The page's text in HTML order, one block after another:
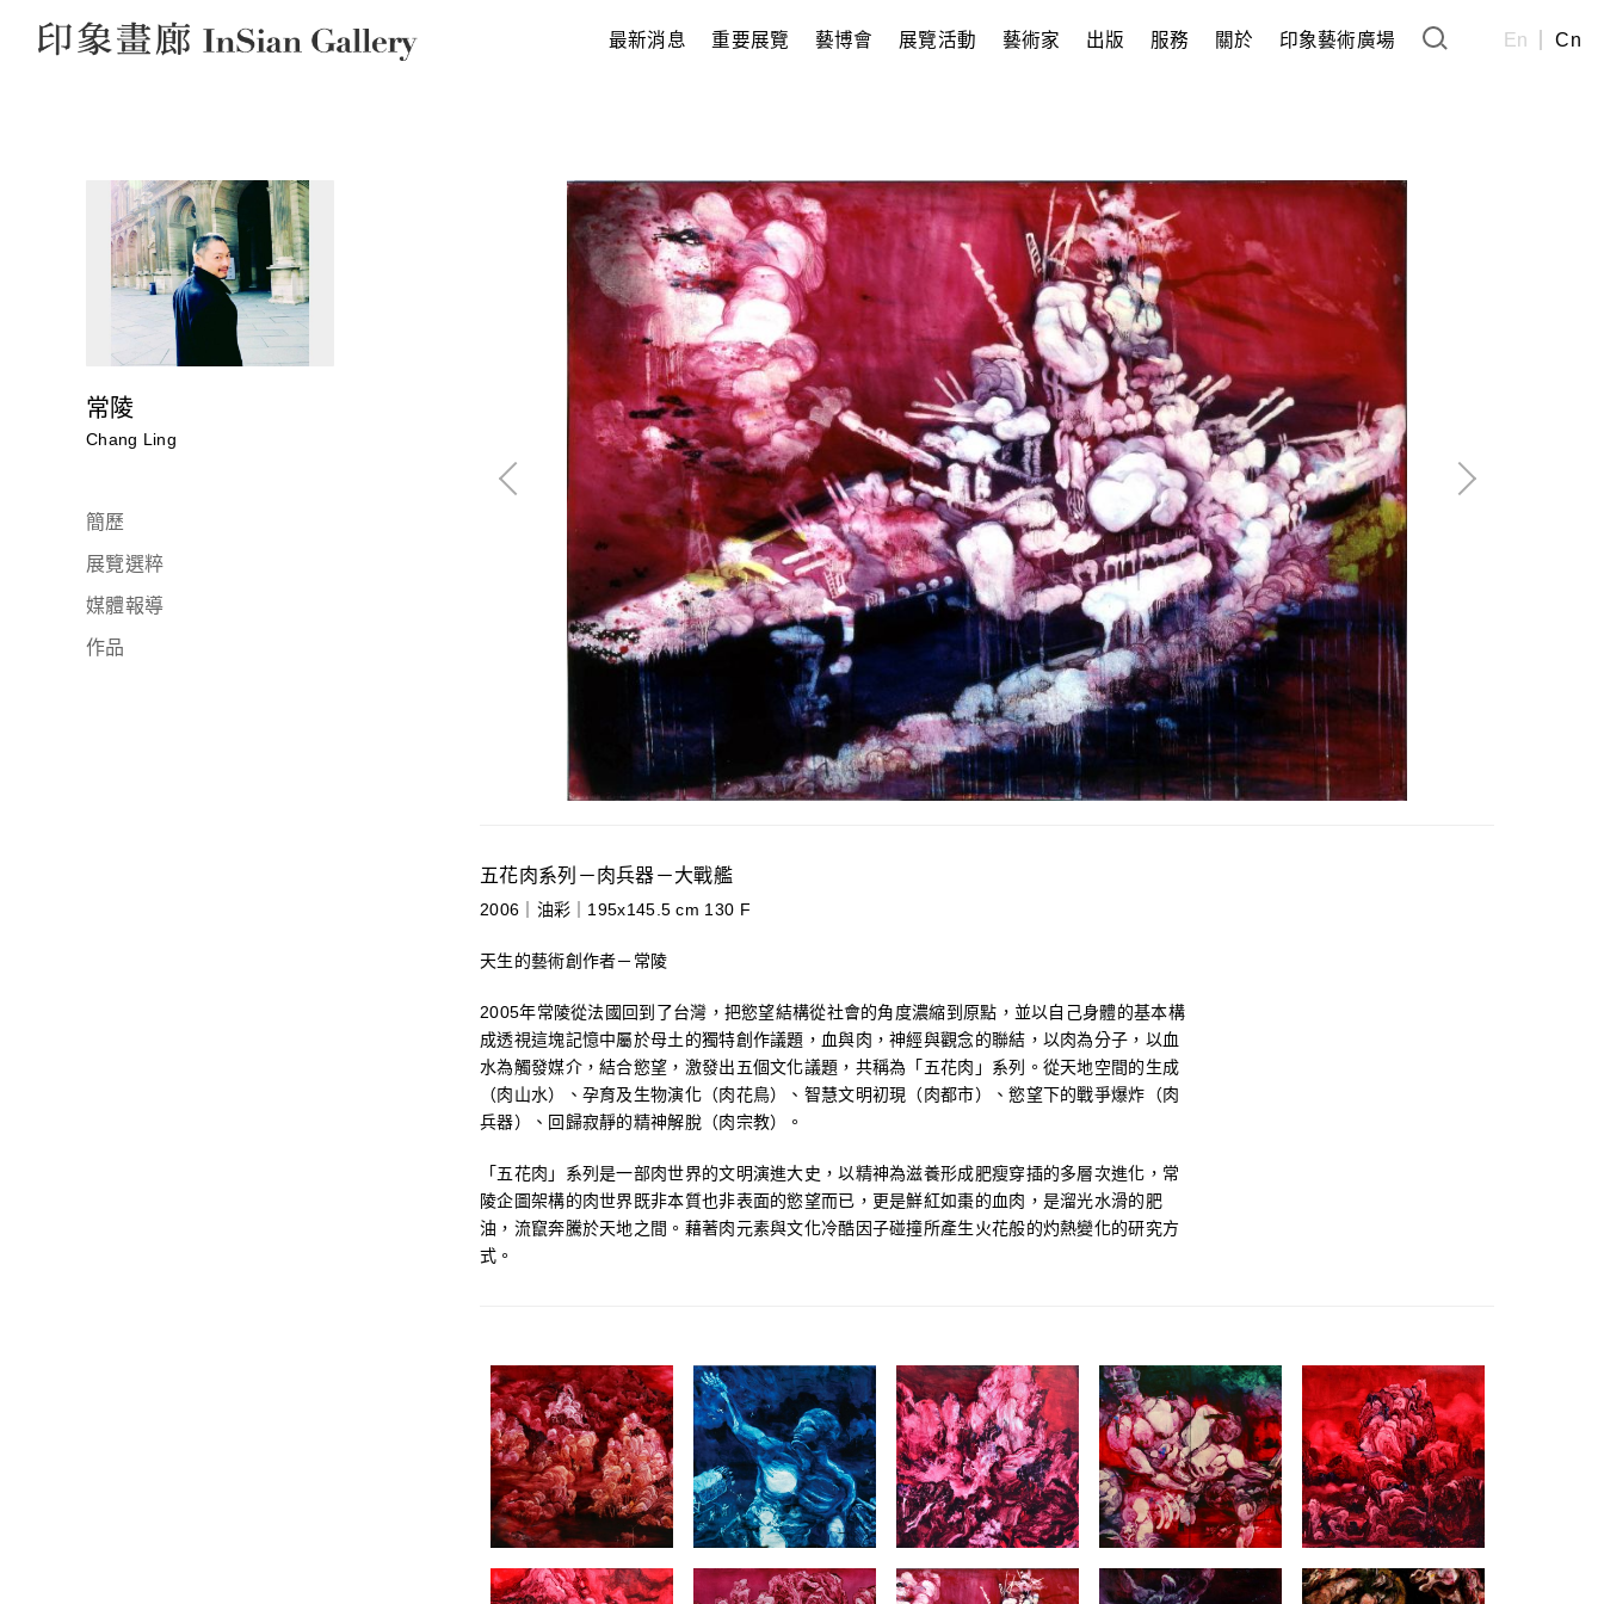
InSian Gallery 最新消息 重要展覽 藝博會 展覽活動 藝術家 出版 服務 關於 印象藝術廣場 En Cn
常陵
Chang Ling
簡歷
展覽選粹
媒體報導
作品
五花肉系列－肉兵器－大戰艦
2006｜油彩｜195x145.5 cm 130 F
天生的藝術創作者－常陵
2005年常陵從法國回到了台灣，把慾望結構從社會的角度濃縮到原點，並以自己身體的基本構
成透視這塊記憶中屬於母土的獨特創作議題，血與肉，神經與觀念的聯結，以肉為分子，以血
水為觸發媒介，結合慾望，激發出五個文化議題，共稱為「五花肉」系列。從天地空間的生成
（肉山水）、孕育及生物演化（肉花鳥）、智慧文明初現（肉都市）、慾望下的戰爭爆炸（肉
兵器）、回歸寂靜的精神解脫（肉宗教）。
「五花肉」系列是一部肉世界的文明演進大史，以精神為滋養形成肥瘦穿插的多層次進化，常
陵企圖架構的肉世界既非本質也非表面的慾望而已，更是鮮紅如棗的血肉，是溜光水滑的肥
油，流竄奔騰於天地之間。藉著肉元素與文化冷酷因子碰撞所產生火花般的灼熱變化的研究方
式。